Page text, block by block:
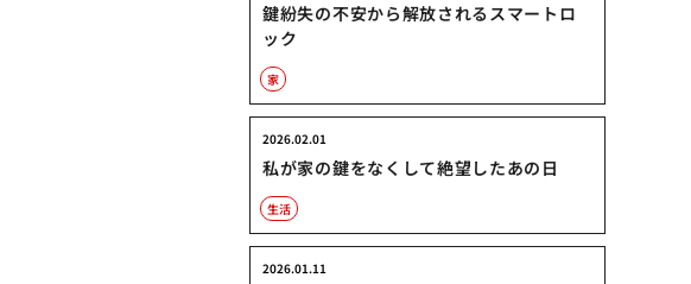
鍵紛失の不安から解放されるスマートロ
ック
家
私が家の鍵をなくして絶望したあの日
2026.02.01
生活
2026.01.11